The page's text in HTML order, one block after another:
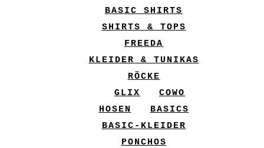
BASIC SHIRTS
SHIRTS & TOPS
FREEDA
KLEIDER & TUNIKAS
RÖCKE
GLIX
COWO
HOSEN
BASICS
BASIC-KLEIDER
PONCHOS